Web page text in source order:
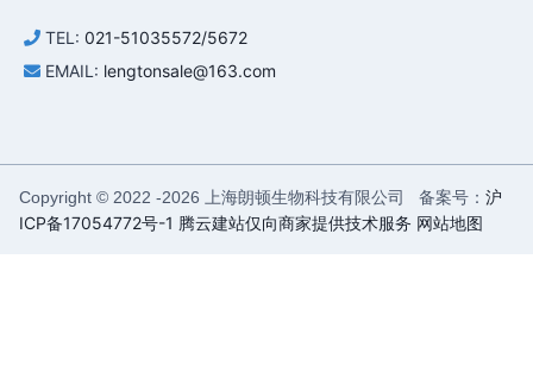
TEL: 021-51035572/5672
EMAIL: lengtonsale@163.com
Copyright © 2022 -2026 上海朗顿生物科技有限公司 备案号： 沪
ICP备17054772号-1 腾云建站仅向商家提供技术服务 网站地图